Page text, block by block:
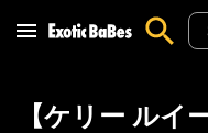
【ケリー ルイ